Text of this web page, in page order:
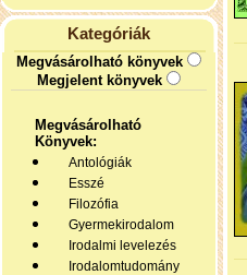
Kategóriák
Megvásárolható könyvek
Megjelent könyvek
Megvásárolható
Könyvek:
Antológiák
Esszé
Filozófia
Gyermekirodalom
Irodalmi levelezés
Irodalomtudomány